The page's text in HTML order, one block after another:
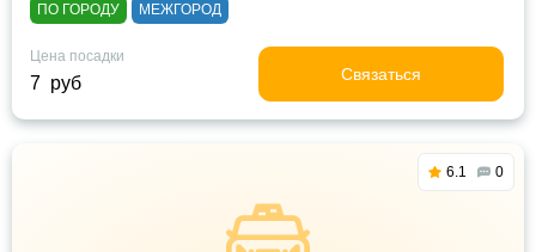
ПО ГОРОДУ МЕЖГОРОД
Цена посадки
7 руб Связаться
6.1 0